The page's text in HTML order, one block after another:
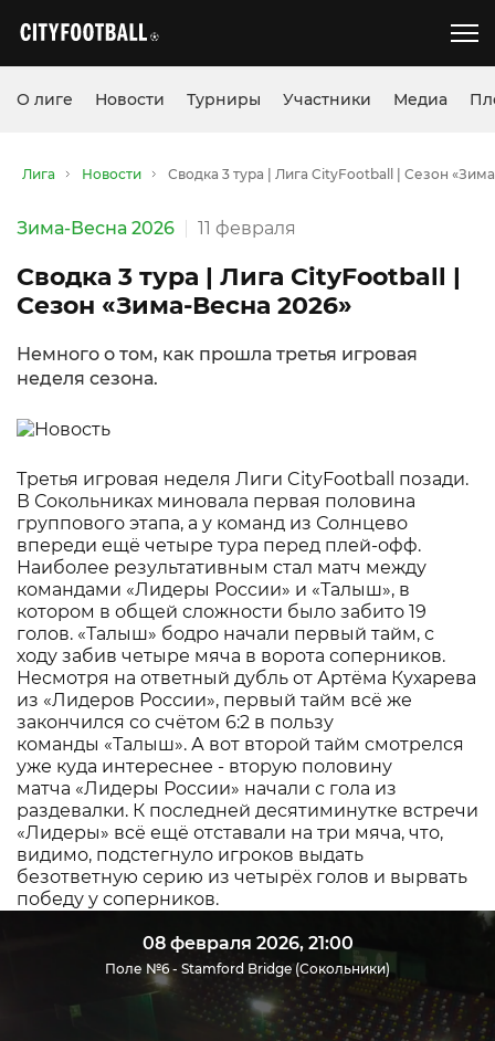
О лиге Новости Турниры Участники Медиа
Лига Новости Сводка 3 тура | Лига CityFootball | Сезон
Зима-Весна 2026 11 февраля
Сводка 3 тура | Лига CityFootball |
Сезон «Зима-Весна 2026»
Немного о том, как прошла третья игровая
неделя сезона.
Третья игровая неделя Лиги CityFootball позади.
В Сокольниках миновала первая половина
группового этапа, а у команд из Солнцево
впереди ещё четыре тура перед плей-офф.
Наиболее результативным стал матч между
командами «Лидеры России» и «Талыш», в
котором в общей сложности было забито 19
голов. «Талыш» бодро начали первый тайм, с
ходу забив четыре мяча в ворота соперников.
Несмотря на ответный дубль от Артёма Кухарева
из «Лидеров России», первый тайм всё же
закончился со счётом 6:2 в пользу
команды «Талыш». А вот второй тайм смотрелся
уже куда интереснее - вторую половину
матча «Лидеры России» начали с гола из
раздевалки. К последней десятиминутке встречи
«Лидеры» всё ещё отставали на три мяча, что,
видимо, подстегнуло игроков выдать
безответную серию из четырёх голов и вырвать
победу у соперников.
08 февраля 2026, 21:00
Поле №6 - Stamford Bridge (Сокольники)